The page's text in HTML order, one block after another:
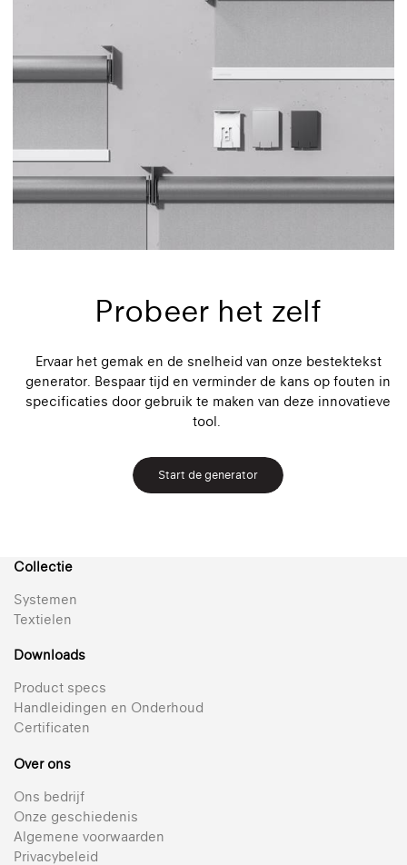
Probeer het zelf
Ervaar het gemak en de snelheid van onze bestektekst
generator. Bespaar tijd en verminder de kans op fouten in
specificaties door gebruik te maken van deze innovatieve
tool.
Start de generator
Collectie
Systemen
Textielen
Downloads
Product specs
Handleidingen en Onderhoud
Certificaten
Over ons
Ons bedrijf
Onze geschiedenis
Algemene voorwaarden
Privacybeleid